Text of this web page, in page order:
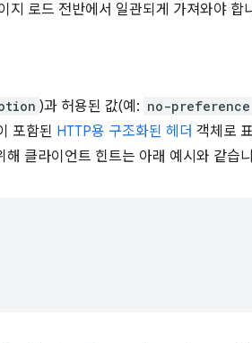
지 로드 전반에서 일관되게 가져와야 합
)과 허용된 값(예: no-preference
포함된 HTTP용 구조화된 헤더 객체로
클라이언트 힌트는 아래 예시와 같습